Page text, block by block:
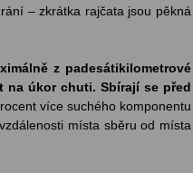
– zkrátka rajčata jsou pěkná
z padesátikilometrové
úkor chuti. Sbírají se před
více suchého komponentu
místa sběru od místa